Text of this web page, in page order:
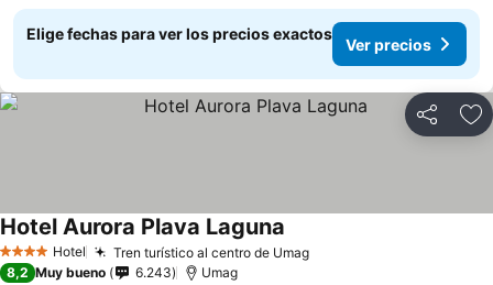
Elige fechas para ver los precios exactos
Ver precios
Compartir
4 EstrellasHotel Tren turístico al centro de Umag
Hotel Aurora Plava Laguna
8,2 Muy bueno 6.243 Umag